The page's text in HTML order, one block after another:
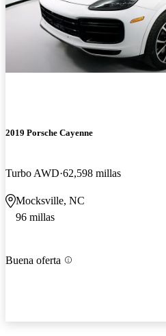
2019 Porsche Cayenne
Turbo AWD 62,598 millas
Mocksville, NC
96 millas
Buena oferta